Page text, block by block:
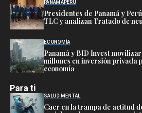
PANAMÁPERÚ
Presidentes de Panamá y
TLC y analizan Tratado de
ECONOMÍA
Panamá y BID Invest
millones en inversión privada
economía
Para ti
SALUD MENTAL
Caer en la trampa de actitud